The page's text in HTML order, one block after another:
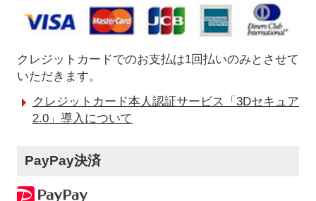
クレジットカードでのお支払は1回払いのみとさせて
いただきます。
クレジットカード本人認証サービス「3Dセキュア
2.0」導入について
PayPay決済